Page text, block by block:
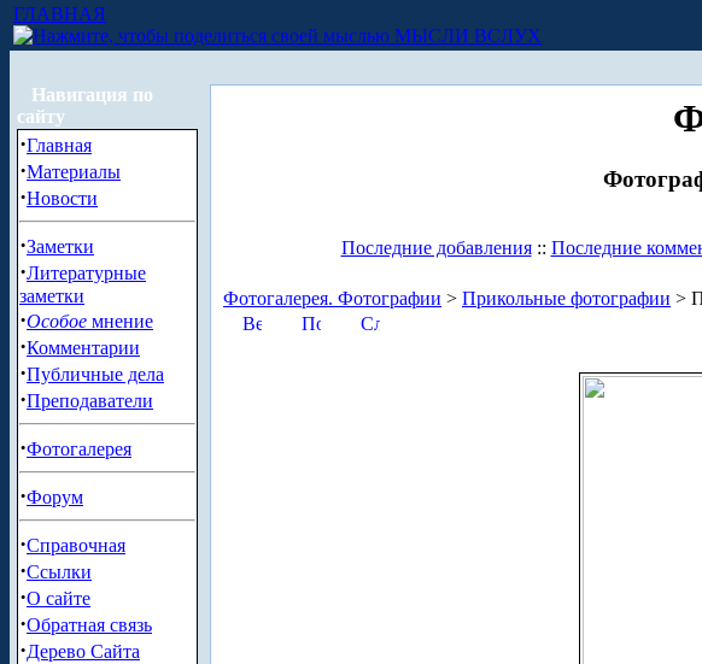
ГЛАВНАЯ
МЫСЛИ ВСЛУХ
Навигация по
сайту
·Главная
·Материалы
·Новости
·Заметки
·Литературные
заметки
·Особое мнение
·Комментарии
·Публичные дела
·Преподаватели
·Фотогалерея
·Форум
·Справочная
·Ссылки
·О сайте
·Обратная связь
·Дерево Сайта
Последние добавления:: Последние
Фотогалерея. Фотографии > Прикольные фотографии >